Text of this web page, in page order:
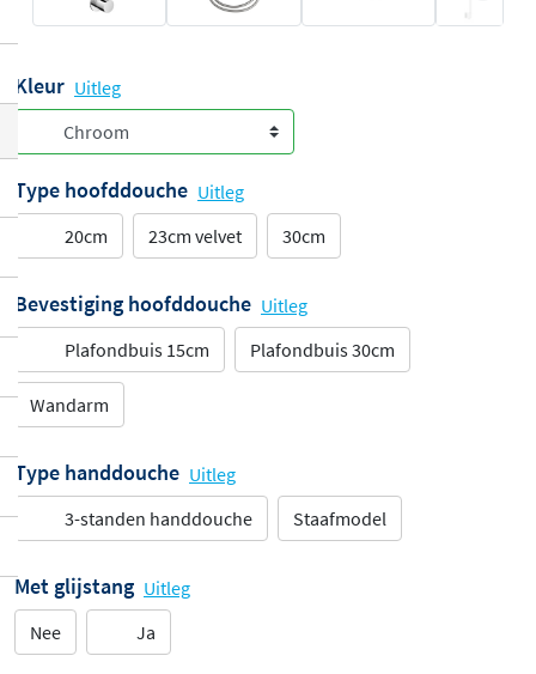
Kleur Uitleg
Type hoofddouche Uitleg
20cm
23cm velvet 30cm
Bevestiging hoofddouche Uitleg
Plafondbuis 15cm
Plafondbuis 30cm
Wandarm
Type handdouche Uitleg
3-standen handdouche
Staafmodel
Met glijstang Uitleg
Nee
Ja